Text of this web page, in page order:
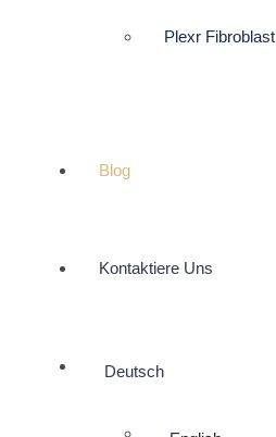
Plexr Fibroblast
Blog
Kontaktiere Uns
Deutsch